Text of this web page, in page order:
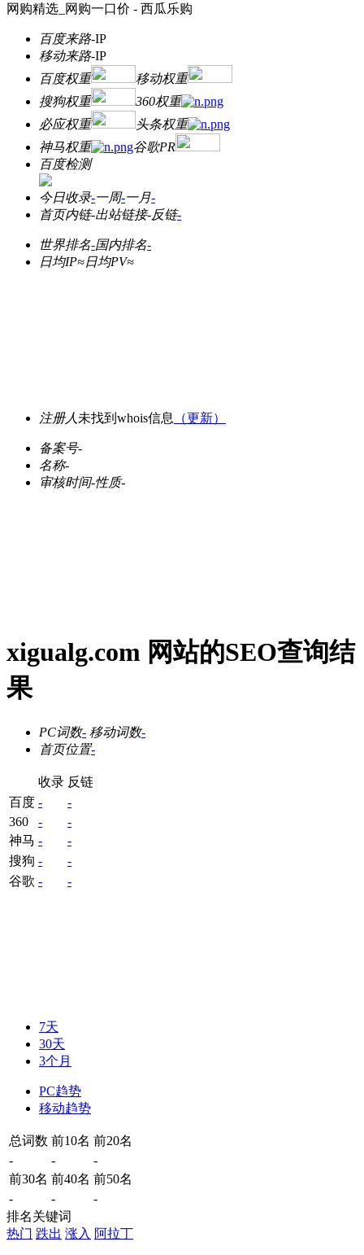
网购精选_网购一口价 - 西瓜乐购
百度来路-IP
移动来路-IP
百度权重
移动权重
搜狗权重
360权重
必应权重
头条权重
神马权重
谷歌PR
百度检测
今日收录-一周-一月-
首页内链-出站链接-反链-
世界排名-国内排名-
日均IP≈日均PV≈
注册人 未找到whois信息 （更新）
备案号-
名称-
审核时间-性质-
xigualg.com 网站的SEO查询结
果
PC词数- 移动词数-
首页位置-
收录 反链
百度 -
-
360
-
-
神马 -
-
搜狗 -
-
谷歌 - -
7天
30天
3个月
PC趋势
移动趋势
总词数 前10名 前20名
-
-
-
前30名 前40名 前50名
-
-
-
排名关键词
热门 跌出 涨入 阿拉丁